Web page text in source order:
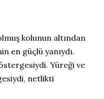
kolunun altından
en güçlü yanıydı.
Yüreği ve
netlikti